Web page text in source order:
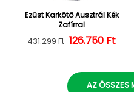
Ezüst Karkötő Ausztrál Kék
Zafírral
Normál ár
431.299 Ft 126.750 Ft
AZ ÖSSZES